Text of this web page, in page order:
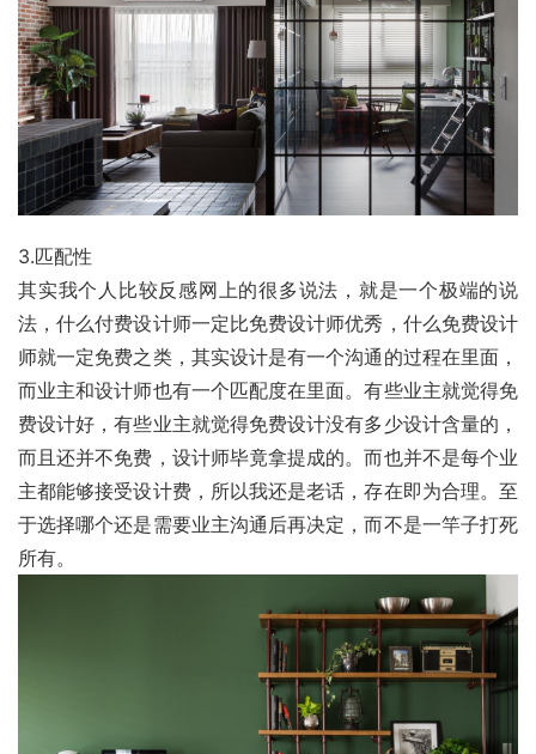
3.匹配性
其实我个人比较反感网上的很多说法，就是一个极端的说
法，什么付费设计师一定比免费设计师优秀，什么免费设计
师就一定免费之类，其实设计是有一个沟通的过程在里面，
而业主和设计师也有一个匹配度在里面。有些业主就觉得免
费设计好，有些业主就觉得免费设计没有多少设计含量的，
而且还并不免费，设计师毕竟拿提成的。而也并不是每个业
主都能够接受设计费，所以我还是老话，存在即为合理。至
于选择哪个还是需要业主沟通后再决定，而不是一竿子打死
所有。